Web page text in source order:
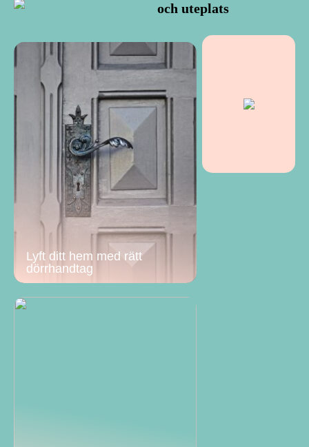
och uteplats
Lyft ditt hem med rätt
dörrhandtag